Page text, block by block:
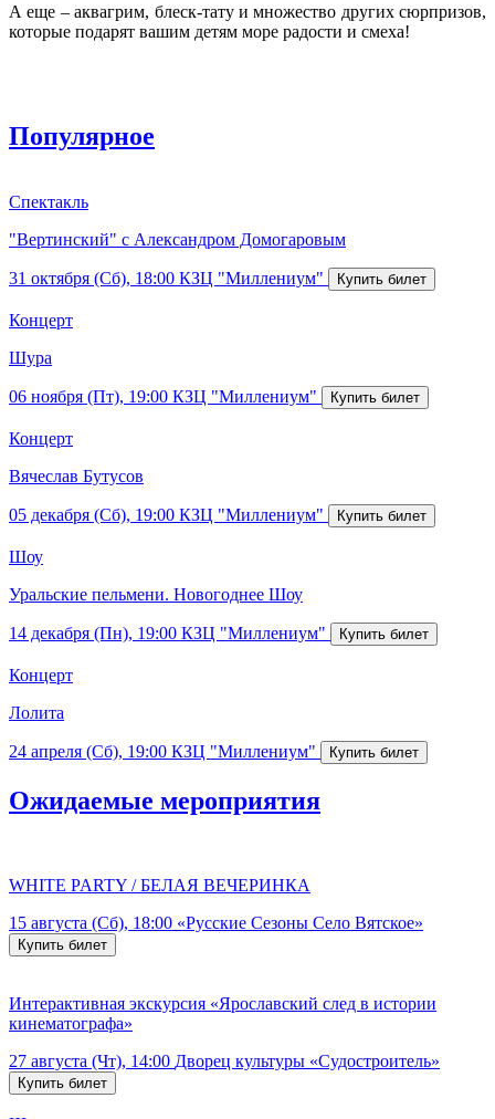
А еще – аквагрим, блеск-тату и множество других сюрпризов,
которые подарят вашим детям море радости и смеха!
Популярное
Спектакль
"Вертинский" с Александром Домогаровым
31 октября (Сб), 18:00 КЗЦ "Миллениум"
Концерт
Шура
06 ноября (Пт), 19:00 КЗЦ "Миллениум"
Концерт
Вячеслав Бутусов
05 декабря (Сб), 19:00 КЗЦ "Миллениум"
Шоу
Уральские пельмени. Новогоднее Шоу
14 декабря (Пн), 19:00 КЗЦ "Миллениум"
Концерт
Лолита
24 апреля (Сб), 19:00 КЗЦ "Миллениум"
Ожидаемые мероприятия
WHITE PARTY / БЕЛАЯ ВЕЧЕРИНКА
15 августа (Сб), 18:00 «Русские Сезоны Село Вятское»
Интерактивная экскурсия «Ярославский след в истории
кинематографа»
27 августа (Чт), 14:00 Дворец культуры «Судостроитель»